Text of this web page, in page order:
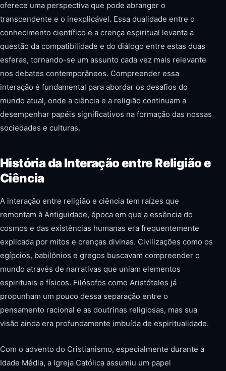
oferece uma perspectiva que pode abranger o
transcendente e o inexplicável. Essa dualidade entre o
conhecimento científico e a crença espiritual levanta a
questão da compatibilidade e do diálogo entre estas duas
esferas, tornando-se um assunto cada vez mais relevante
nos debates contemporâneos. Compreender essa
interação é fundamental para abordar os desafios do
mundo atual, onde a ciência e a religião continuam a
desempenhar papéis significativos na formação das nossas
sociedades e culturas.
História da Interação entre Religião e
Ciência
A interação entre religião e ciência tem raízes que
remontam à Antiguidade, época em que a essência do
cosmos e das existências humanas era frequentemente
explicada por mitos e crenças divinas. Civilizações como os
egípcios, babilônios e gregos buscavam compreender o
mundo através de narrativas que uniam elementos
espirituais e físicos. Filósofos como Aristóteles já
propunham um pouco dessa separação entre o
pensamento racional e as doutrinas religiosas, mas sua
visão ainda era profundamente imbuída de espiritualidade.
Com o advento do Cristianismo, especialmente durante a
Idade Média, a Igreja Católica assumiu um papel